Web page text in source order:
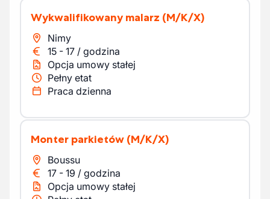
Wykwalifikowany malarz (M/K/X)
Nimy
15 - 17 / godzina
Opcja umowy stałej
Pełny etat
Praca dzienna
Monter parkietów (M/K/X)
Boussu
17 - 19 / godzina
Opcja umowy stałej